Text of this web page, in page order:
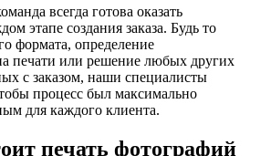
всегда готова оказать
этапе создания заказа. Будь то
формата, определение
печати или решение любых других
с заказом, наши специалисты
процесс был максимально
для каждого клиента.
печать фотографий